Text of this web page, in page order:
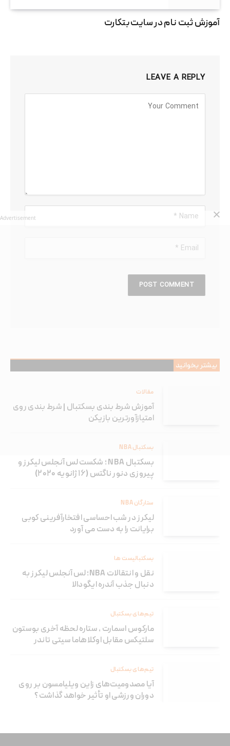
آموزش ثبت نام در سایت بتکارت
LEAVE A REPLY
بیشتر بخوانید
مقالات
آموزش شرط بندی بسکتبال | شرط بندی روی
امتیازآورترین بازیکن
بسکتبال NBA
بسکتبال NBA ؛ شکست لس آنجلس لیکرز و
پیروزی دنور ناگتس (۱۶ ژانویه ۲۰۲۰)
ستارگان NBA
لیکرز در شب احساسی افتخارآفرینی کوبی
برایانت را به دست می آورد
بسکتبالیست ها
نقل و انتقالات NBA؛ لس آنجلس لیکرز به
دنبال جذب آندره ایگودالا
تیم‌های بسکتبال
مارکوس اسمارت ، ستاره لحظه آخری بوستون
سلتیکس مقابل اوکلاهاما سیتی تاندر
تیم‌های بسکتبال
آیا مصدومیت‌های زاین ویلیامسون بر روی
دوران ورزشی او تأثیر خواهد گذاشت؟
Advertisement